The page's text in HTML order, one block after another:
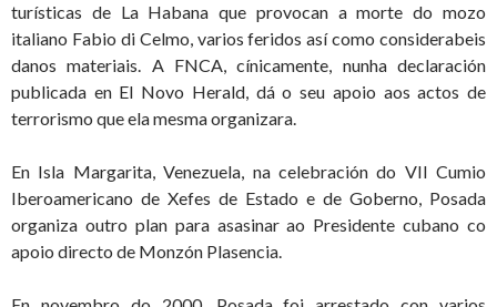
turísticas de La Habana que provocan a morte do mozo
italiano Fabio di Celmo, varios feridos así como considerabeis
danos materiais. A FNCA, cínicamente, nunha declaración
publicada en El Novo Herald, dá o seu apoio aos actos de
terrorismo que ela mesma organizara.
En Isla Margarita, Venezuela, na celebración do VII Cumio
Iberoamericano de Xefes de Estado e de Goberno, Posada
organiza outro plan para asasinar ao Presidente cubano co
apoio directo de Monzón Plasencia.